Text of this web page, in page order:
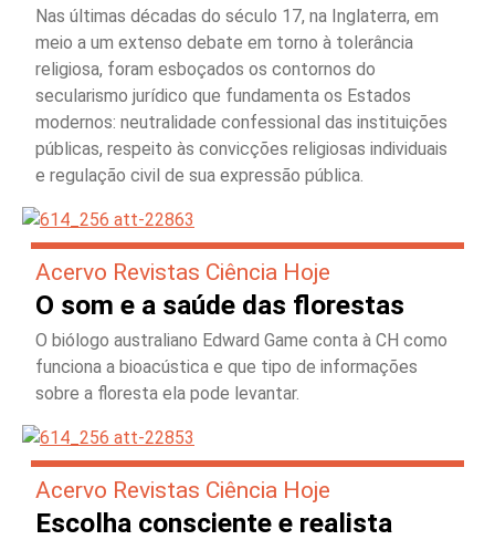
Nas últimas décadas do século 17, na Inglaterra, em
meio a um extenso debate em torno à tolerância
religiosa, foram esboçados os contornos do
secularismo jurídico que fundamenta os Estados
modernos: neutralidade confessional das instituições
públicas, respeito às convicções religiosas individuais
e regulação civil de sua expressão pública.
Acervo Revistas Ciência Hoje
O som e a saúde das florestas
O biólogo australiano Edward Game conta à CH como
funciona a bioacústica e que tipo de informações
sobre a floresta ela pode levantar.
Acervo Revistas Ciência Hoje
Escolha consciente e realista